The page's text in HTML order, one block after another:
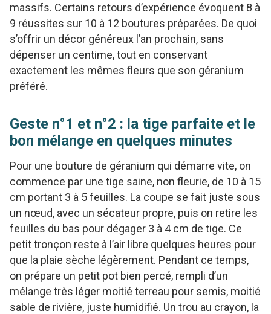
massifs. Certains retours d’expérience évoquent 8 à
9 réussites sur 10 à 12 boutures préparées. De quoi
s’offrir un décor généreux l’an prochain, sans
dépenser un centime, tout en conservant
exactement les mêmes fleurs que son géranium
préféré.
Geste n°1 et n°2 : la tige parfaite et le
bon mélange en quelques minutes
Pour une bouture de géranium qui démarre vite, on
commence par une tige saine, non fleurie, de 10 à 15
cm portant 3 à 5 feuilles. La coupe se fait juste sous
un nœud, avec un sécateur propre, puis on retire les
feuilles du bas pour dégager 3 à 4 cm de tige. Ce
petit tronçon reste à l’air libre quelques heures pour
que la plaie sèche légèrement. Pendant ce temps,
on prépare un petit pot bien percé, rempli d’un
mélange très léger moitié terreau pour semis, moitié
sable de rivière, juste humidifié. Un trou au crayon, la